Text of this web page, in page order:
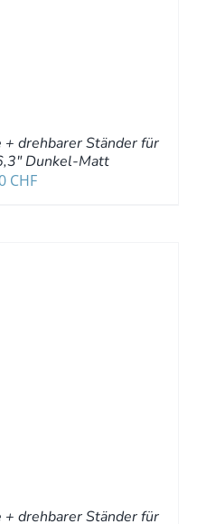
drehbarer Ständer für
Dunkel-Matt
CHF
drehbarer Ständer für